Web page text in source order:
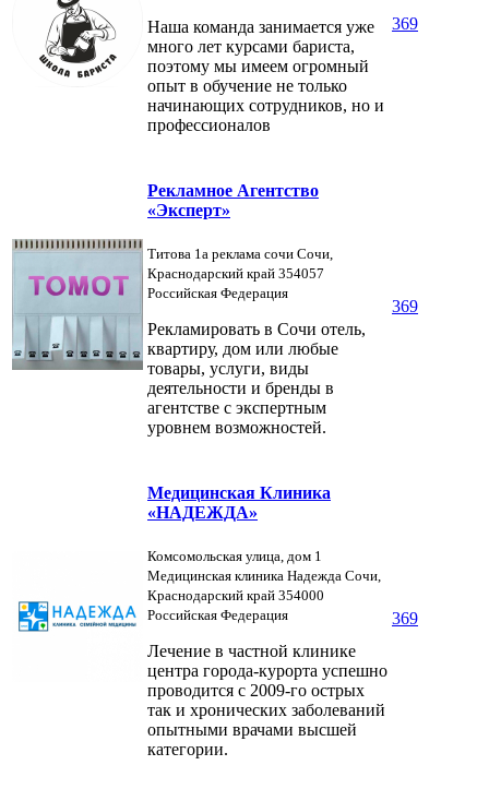
Наша команда занимается уже
много лет курсами бариста,
поэтому мы имеем огромный
опыт в обучение не только
начинающих сотрудников, но и
профессионалов
369
Рекламное Агентство
«Эксперт»
Титова 1а реклама сочи Сочи,
Краснодарский край 354057
Российская Федерация
Рекламировать в Сочи отель,
квартиру, дом или любые
товары, услуги, виды
деятельности и бренды в
агентстве с экспертным
уровнем возможностей.
369
Медицинская Клиника
«НАДЕЖДА»
Комсомольская улица, дом 1
Медицинская клиника Надежда Сочи,
Краснодарский край 354000
Российская Федерация
Лечение в частной клинике
центра города-курорта успешно
проводится с 2009-го острых
так и хронических заболеваний
опытными врачами высшей
категории.
369